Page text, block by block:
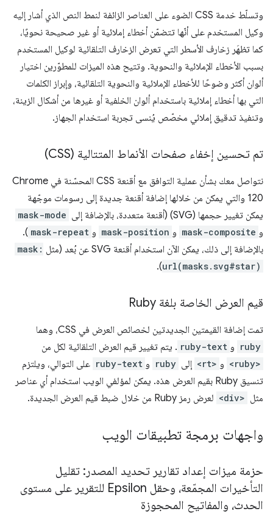
وتسلّط خدمة CSS الضوء على العناصر الزائفة لنمط النص الذي أشار إليه
وكيل المستخدم على أنّها تتضمّن أخطاء إملائية أو غير صحيحة نحويًا،
كما تظهَر زخارف الأسطر التي تعرض الزخارف التلقائية لوكيل المستخدم
بسبب الأخطاء الإملائية والنحوية. وتتيح هذه الميزات للمطوّرين اختيار
ألوان أكثر وضوحًا للأخطاء الإملائية والنحوية التلقائية، وإبراز الكلمات
التي بها أخطاء إملائية باستخدام ألوان الخلفية أو غيرها من أشكال الزينة،
وتنفيذ تدقيق إملائي مخصّص يُنسى تجربة استخدام الجهاز.
تم تحسين إخفاء صفحات الأنماط المتتالية (CSS)
نتواصل معك بشأن عملية التوافق مع أقنعة CSS المحسّنة في Chrome
120 والتي يمكن من خلالها إضافة أقنعة جديدة إلى رسومات موجّهة
يمكن تغيير حجمها (SVG) (أقنعة متعددة، بالإضافة إلى
mask-mode
و mask-composite و mask-position و mask-repeat
).
بالإضافة إلى ذلك، يمكن الآن استخدام أقنعة SVG عن بُعد (مثل
mask:
url(masks.svg#star)
).
قيم العرض الخاصة بلغة Ruby
تمت إضافة القيمتين الجديدتين لخصائص العرض في CSS، وهما
ruby و ruby-text . يتم تغيير قيم العرض التلقائية لكل من
<ruby> و <rt> إلى ruby و ruby-text على التوالي، ويلتزم
تنسيق Ruby بقيم العرض هذه. يمكن لمؤلفي الويب استخدام أي عناصر
مثل <div> لعرض رمز Ruby من خلال ضبط قيم العرض الجديدة.
واجهات برمجة تطبيقات الويب
حزمة ميزات إعداد تقارير تحديد المصدر: تقليل
التأخيرات المجمّعة، وحقل Epsilon للتقرير على مستوى
الحدث، والمفاتيح المحجوزة